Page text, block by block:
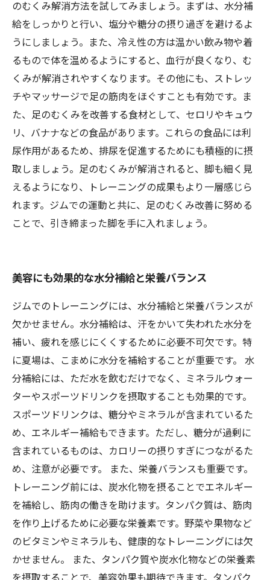
のむくみ解消方法を試してみましょう。まずは、水分補
給をしっかりと行い、塩分や糖分の摂り過ぎを避けるよ
うにしましょう。また、冷え性の方は温かい飲み物や着
るもので体を温めるようにすると、血行が良くなり、む
くみが解消されやすくなります。その他にも、ストレッ
チやマッサージで足の筋肉をほぐすことも有効です。ま
た、足のむくみを改善する食材として、セロリやキュウ
リ、バナナなどの食品があります。これらの食品には利
尿作用があるため、排尿を促進するためにも積極的に摂
取しましょう。足のむくみが解消されると、脚も細く見
えるようになり、トレーニングの成果もより一層感じら
れます。ジムでの運動と共に、足のむくみ改善に努める
ことで、引き締まった脚を手に入れましょう。
美容にも効果的な水分補給と栄養バランス
ジムでのトレーニングには、水分補給と栄養バランスが
欠かせません。水分補給は、汗をかいて失われた水分を
補い、疲れを感じにくくするために必要不可欠です。特
に夏場は、こまめに水分を補給することが重要です。 水
分補給には、ただ水を飲むだけでなく、ミネラルウォー
ターやスポーツドリンクを摂取することも効果的です。
スポーツドリンクは、糖分やミネラルが含まれているた
め、エネルギー補給もできます。ただし、糖分が過剰に
含まれているものは、カロリーの摂りすぎにつながるた
め、注意が必要です。 また、栄養バランスも重要です。
トレーニング前には、炭水化物を摂ることでエネルギー
を補給し、筋肉の働きを助けます。タンパク質は、筋肉
を作り上げるために必要な栄養素です。野菜や果物など
のビタミンやミネラルも、健康的なトレーニングには欠
かせません。 また、タンパク質や炭水化物などの栄養素
を摂取することで、美容効果も期待できます。タンパク